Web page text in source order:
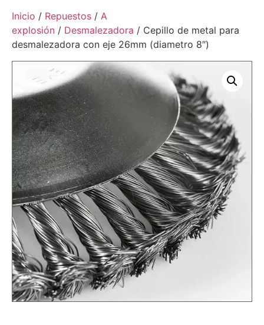
Inicio / Repuestos / A
explosión / Desmalezadora / Cepillo de metal para
desmalezadora con eje 26mm (diametro 8″)